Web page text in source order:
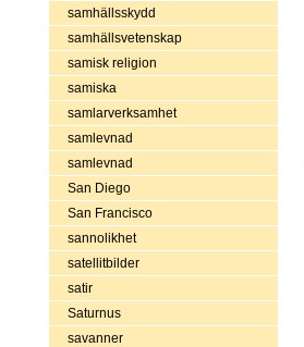
samhällsskydd
samhällsvetenskap
samisk religion
samiska
samlarverksamhet
samlevnad
samlevnad
San Diego
San Francisco
sannolikhet
satellitbilder
satir
Saturnus
savanner